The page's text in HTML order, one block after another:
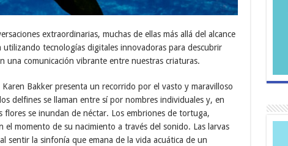
extraordinarias, muchas de ellas más allá del alcance
tecnologías digitales innovadoras para descubrir
una comunicación vibrante entre nuestras criaturas.
Bakker presenta un recorrido por el vasto y maravilloso
delfines se llaman entre sí por nombres individuales y, en
flores se inundan de néctar. Los embriones de tortuga,
el momento de su nacimiento a través del sonido. Las larvas
sentir la sinfonía que emana de la vida acuática de un